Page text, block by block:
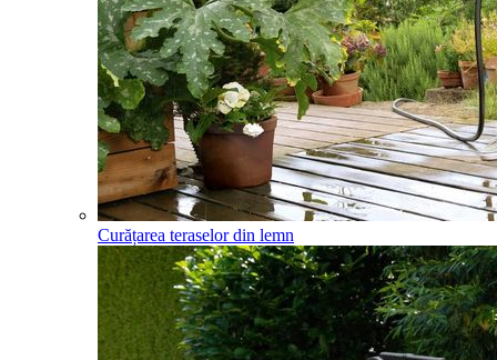
Curățarea teraselor din lemn